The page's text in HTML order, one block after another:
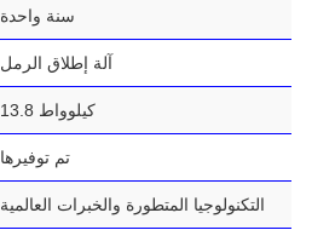
سنة واحدة
آلة إطلاق الرمل
13.8 كيلوواط
تم توفيرها
التكنولوجيا المتطورة والخبرات العالمية